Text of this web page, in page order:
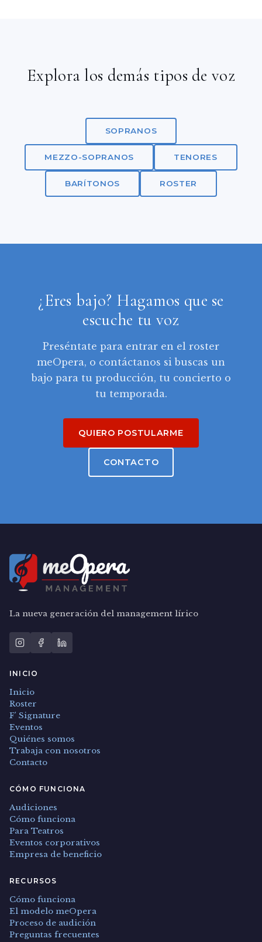
Explora los demás tipos de voz
SOPRANOS
MEZZO-SOPRANOS TENORES
BARÍTONOS ROSTER
¿Eres bajo? Hagamos que se
escuche tu voz
Preséntate para entrar en el roster
meOpera, o contáctanos si buscas un
bajo para tu producción, tu concierto o
tu temporada.
QUIERO POSTULARME
CONTACTO
La nueva generación del management lírico
INICIO
Inicio
Roster
F' Signature
Eventos
Quiénes somos
Trabaja con nosotros
Contacto
CÓMO FUNCIONA
Audiciones
Cómo funciona
Para Teatros
Eventos corporativos
Empresa de beneficio
RECURSOS
Cómo funciona
El modelo meOpera
Proceso de audición
Preguntas frecuentes